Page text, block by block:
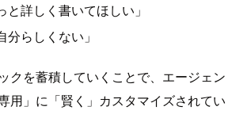
と詳しく書いてほしい」
分らしくない」
クを蓄積していくことで、エージェン
用」に「賢く」カスタマイズされてい